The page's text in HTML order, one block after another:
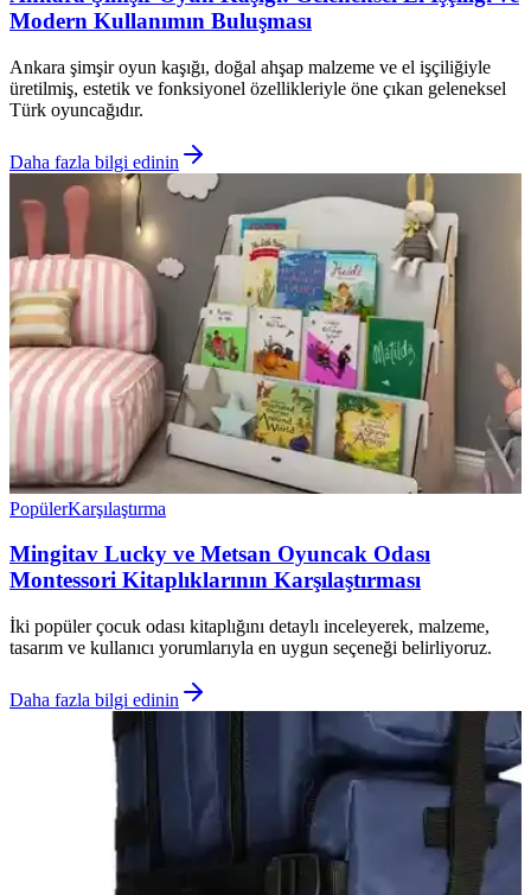
Modern Kullanımın Buluşması
Ankara şimşir oyun kaşığı, doğal ahşap malzeme ve el işçiliğiyle
üretilmiş, estetik ve fonksiyonel özellikleriyle öne çıkan geleneksel
Türk oyuncağıdır.
Daha fazla bilgi edinin
PopülerKarşılaştırma
Mingitav Lucky ve Metsan Oyuncak Odası
Montessori Kitaplıklarının Karşılaştırması
İki popüler çocuk odası kitaplığını detaylı inceleyerek, malzeme,
tasarım ve kullanıcı yorumlarıyla en uygun seçeneği belirliyoruz.
Daha fazla bilgi edinin